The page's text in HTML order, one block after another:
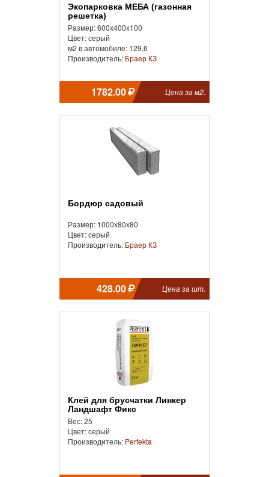
Экопарковка МЕБА (газонная
решетка)
Размер: 600x400x100
Цвет: серый
м2 в автомобиле: 129,6
Производитель: Браер КЗ
1782.00 Цена за м2.
Бордюр садовый
Размер: 1000x80x80
Цвет: серый
Производитель: Браер КЗ
428.00 Цена за шт.
Клей для брусчатки Линкер
Ландшафт Фикс
Вес: 25
Цвет: серый
Производитель: Perfekta